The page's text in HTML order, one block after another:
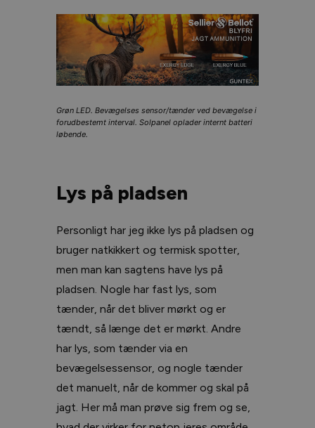
Grøn LED. Bevægelses sensor/tænder ved bevægelse i
forudbestemt interval. Solpanel oplader internt batteri
løbende.
Lys på pladsen
Personligt har jeg ikke lys på pladsen og
bruger natkikkert og termisk spotter,
men man kan sagtens have lys på
pladsen. Nogle har fast lys, som
tænder, når det bliver mørkt og er
tændt, så længe det er mørkt. Andre
har lys, som tænder via en
bevægelsessensor, og nogle tænder
det manuelt, når de kommer og skal på
jagt. Her må man prøve sig frem og se,